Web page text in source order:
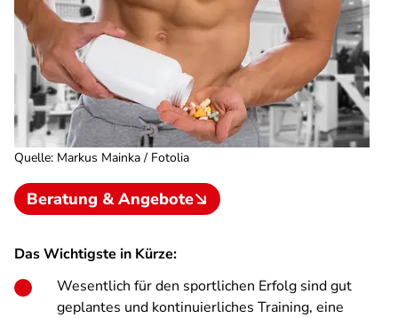
Quelle: Markus Mainka / Fotolia
Beratung & Angebote
Das Wichtigste in Kürze:
Wesentlich für den sportlichen Erfolg sind gut
geplantes und kontinuierliches Training, eine